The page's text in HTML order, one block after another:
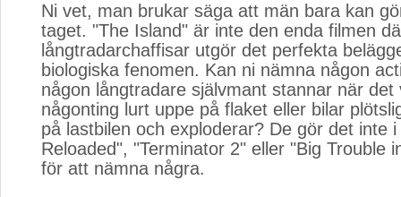
Ni vet, man brukar säga att män bara kan
taget. "The Island" är inte den enda filmen
långtradarchaffisar utgör det perfekta
biologiska fenomen. Kan ni nämna någon
någon långtradare självmant stannar när det
någonting lurt uppe på flaket eller bilar
på lastbilen och exploderar? De gör det inte
Reloaded", "Terminator 2" eller "Big Trouble
för att nämna några.